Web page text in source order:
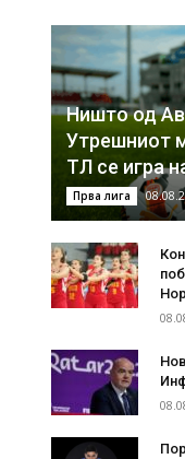
Ништо од
Утрешниот
ТЛ се игра
Прва лига